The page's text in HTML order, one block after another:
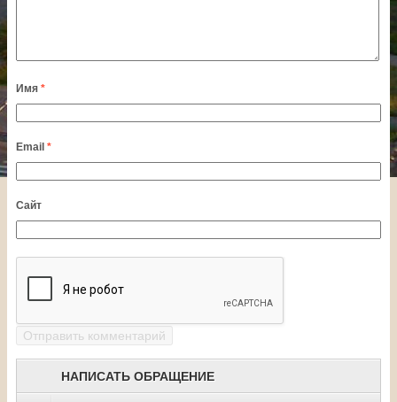
Имя *
Email *
Сайт
НАПИСАТЬ ОБРАЩЕНИЕ